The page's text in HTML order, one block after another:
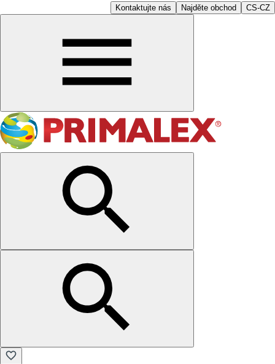
Kontaktujte nás Najděte obchod CS-CZ